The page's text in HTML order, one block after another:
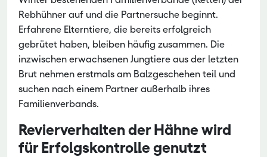
Rebhühner auf und die Partnersuche beginnt.
Erfahrene Elterntiere, die bereits erfolgreich
gebrütet haben, bleiben häufig zusammen. Die
inzwischen erwachsenen Jungtiere aus der letzten
Brut nehmen erstmals am Balzgeschehen teil und
suchen nach einem Partner außerhalb ihres
Familienverbands.
Revierverhalten der Hähne wird
für Erfolgskontrolle genutzt